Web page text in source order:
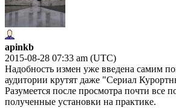
apinkb
2015-08-28 07:33 am (UTC)
Надобность измен уже введена самим
аудитории крутят даже "Сериал
Разумеется после просмотра почти все
полученные установки на практике.